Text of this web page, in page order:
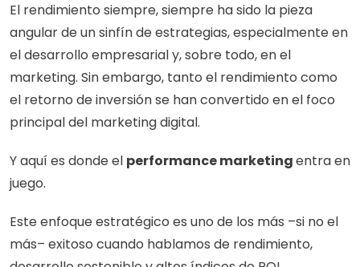
El rendimiento siempre, siempre ha sido la pieza
angular de un sinfín de estrategias, especialmente en
el desarrollo empresarial y, sobre todo, en el
marketing. Sin embargo, tanto el rendimiento como
el retorno de inversión se han convertido en el foco
principal del marketing digital.
Y aquí es donde el performance marketing entra en
juego.
Este enfoque estratégico es uno de los más –si no el
más– exitoso cuando hablamos de rendimiento,